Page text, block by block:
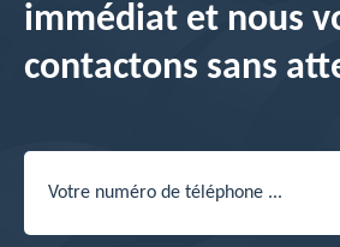
immédiat et nous
contactons sans